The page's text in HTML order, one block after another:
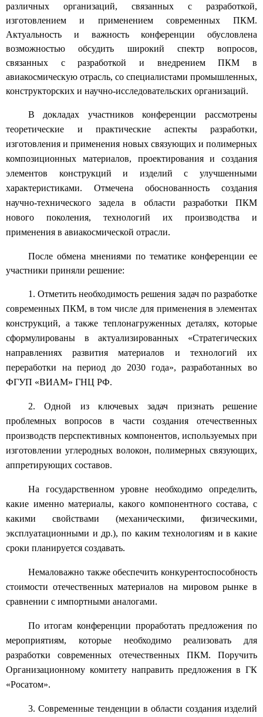
различных организаций, связанных с разработкой,
изготовлением и применением современных ПКМ.
Актуальность и важность конференции обусловлена
возможностью обсудить широкий спектр вопросов,
связанных с разработкой и внедрением ПКМ в
авиакосмическую отрасль, со специалистами промышленных,
конструкторских и научно-исследовательских организаций.
В докладах участников конференции рассмотрены
теоретические и практические аспекты разработки,
изготовления и применения новых связующих и полимерных
композиционных материалов, проектирования и создания
элементов конструкций и изделий с улучшенными
характеристиками. Отмечена обоснованность создания
научно-технического задела в области разработки ПКМ
нового поколения, технологий их производства и
применения в авиакосмической отрасли.
После обмена мнениями по тематике конференции ее
участники приняли решение:
1. Отметить необходимость решения задач по разработке
современных ПКМ, в том числе для применения в элементах
конструкций, а также теплонагруженных деталях, которые
сформулированы в актуализированных «Стратегических
направлениях развития материалов и технологий их
переработки на период до 2030 года», разработанных во
ФГУП «ВИАМ» ГНЦ РФ.
2. Одной из ключевых задач признать решение
проблемных вопросов в части создания отечественных
производств перспективных компонентов, используемых при
изготовлении углеродных волокон, полимерных связующих,
аппретирующих составов.
На государственном уровне необходимо определить,
какие именно материалы, какого компонентного состава, с
какими свойствами (механическими, физическими,
эксплуатационными и др.), по каким технологиям и в какие
сроки планируется создавать.
Немаловажно также обеспечить конкурентоспособность
стоимости отечественных материалов на мировом рынке в
сравнении с импортными аналогами.
По итогам конференции проработать предложения по
мероприятиям, которые необходимо реализовать для
разработки современных отечественных ПКМ. Поручить
Организационному комитету направить предложения в ГК
«Росатом».
3. Современные тенденции в области создания изделий